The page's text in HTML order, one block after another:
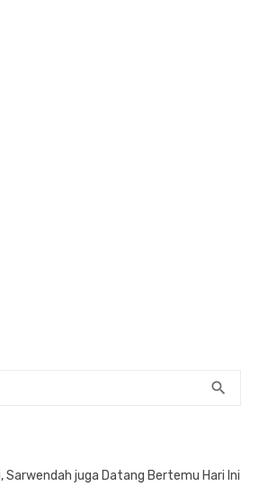
search
Sarwendah juga Datang Bertemu Hari Ini